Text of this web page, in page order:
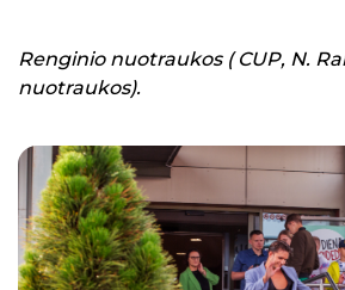
Renginio nuotraukos ( CUP, N.
nuotraukos).